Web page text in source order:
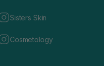
Sisters Skin
Cosmetology